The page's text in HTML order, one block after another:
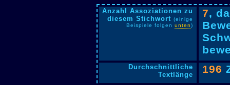
Anzahl Assoziationen zu
diesem Stichwort (einige
Beispiele folgen unten)
7,
Durchschnittliche
Textlänge
196